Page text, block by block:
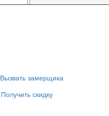
Вызвать замерщика
Получить скидку